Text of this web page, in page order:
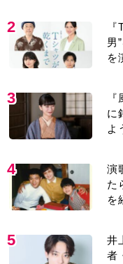
2
男
を
3
に
よ
4
演
た
を
5
井
者